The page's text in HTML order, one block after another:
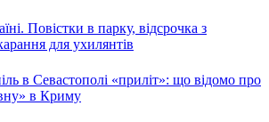
Повістки в парку, відсрочка з
для ухилянтів
в Севастополі «приліт»: що відомо про
в Криму